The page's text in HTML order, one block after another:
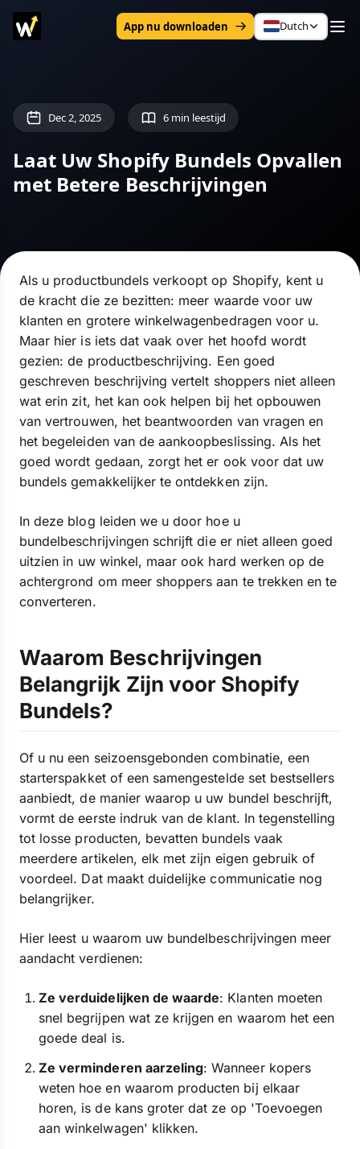
App nu downloaden Dutch
Dec 2, 2025 6 min leestijd
Laat Uw Shopify Bundels Opvallen
met Betere Beschrijvingen
Als u productbundels verkoopt op Shopify, kent u
de kracht die ze bezitten: meer waarde voor uw
klanten en grotere winkelwagenbedragen voor u.
Maar hier is iets dat vaak over het hoofd wordt
gezien: de productbeschrijving. Een goed
geschreven beschrijving vertelt shoppers niet alleen
wat erin zit, het kan ook helpen bij het opbouwen
van vertrouwen, het beantwoorden van vragen en
het begeleiden van de aankoopbeslissing. Als het
goed wordt gedaan, zorgt het er ook voor dat uw
bundels gemakkelijker te ontdekken zijn.
In deze blog leiden we u door hoe u
bundelbeschrijvingen schrijft die er niet alleen goed
uitzien in uw winkel, maar ook hard werken op de
achtergrond om meer shoppers aan te trekken en te
converteren.
Waarom Beschrijvingen
Belangrijk Zijn voor Shopify
Bundels?
Of u nu een seizoensgebonden combinatie, een
starterspakket of een samengestelde set bestsellers
aanbiedt, de manier waarop u uw bundel beschrijft,
vormt de eerste indruk van de klant. In tegenstelling
tot losse producten, bevatten bundels vaak
meerdere artikelen, elk met zijn eigen gebruik of
voordeel. Dat maakt duidelijke communicatie nog
belangrijker.
Hier leest u waarom uw bundelbeschrijvingen meer
aandacht verdienen:
Ze verduidelijken de waarde: Klanten moeten
snel begrijpen wat ze krijgen en waarom het een
goede deal is.
Ze verminderen aarzeling: Wanneer kopers
weten hoe en waarom producten bij elkaar
horen, is de kans groter dat ze op 'Toevoegen
aan winkelwagen' klikken.